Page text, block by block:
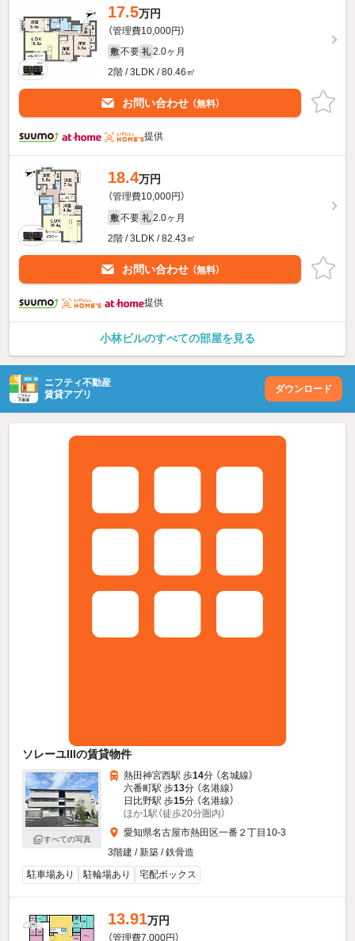
17.5万円
（管理費10,000円）
敷 不要 礼 2.0ヶ月
2階 / 3LDK / 80.46㎡
お問い合わせ （無料）
提供
18.4万円
（管理費10,000円）
敷 不要 礼 2.0ヶ月
2階 / 3LDK / 82.43㎡
お問い合わせ （無料）
提供
小林ビルのすべての部屋を見る
ニフティ不動産
賃貸アプリ
ダウンロード
ソレーユIIIの賃貸物件
すべての写真
熱田神宮西駅 歩14分 （名城線）
六番町駅 歩13分 （名港線）
日比野駅 歩15分 （名港線）
ほか1駅（徒歩20分圏内）
愛知県名古屋市熱田区一番２丁目10-3
3階建 / 新築 / 鉄骨造
駐車場あり
駐輪場あり 宅配ボックス
13.91万円
（管理費7,000円）